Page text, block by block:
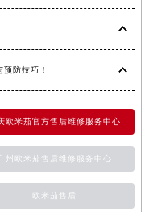
防技巧！
欧米茄官方售后维修服务中心
州欧米茄售后维修服务中心
欧米茄售后